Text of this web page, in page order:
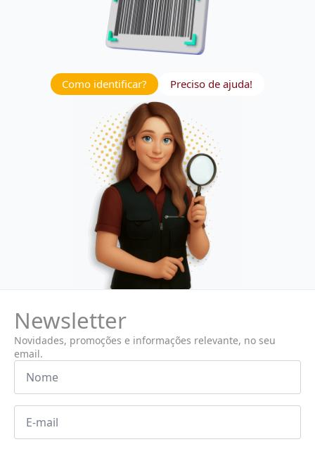
Como identificar? Preciso de ajuda!
Newsletter
Novidades, promoções e informações relevante, no seu
email.
Nome
Email